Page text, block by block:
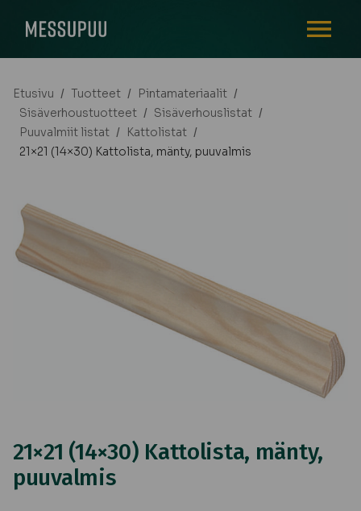
Etusivu / Tuotteet / Pintamateriaalit /
Sisäverhoustuotteet / Sisäverhouslistat /
Puuvalmiit listat / Kattolistat /
21×21 (14×30) Kattolista, mänty, puuvalmis
21×21 (14×30) Kattolista, mänty,
puuvalmis